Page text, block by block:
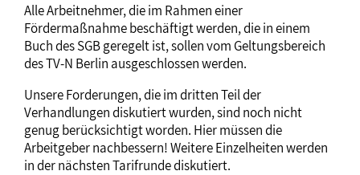
Alle Arbeitnehmer, die im Rahmen einer
Fördermaßnahme beschäftigt werden, die in einem
Buch des SGB geregelt ist, sollen vom Geltungsbereich
des TV-N Berlin ausgeschlossen werden.
Unsere Forderungen, die im dritten Teil der
Verhandlungen diskutiert wurden, sind noch nicht
genug berücksichtigt worden. Hier müssen die
Arbeitgeber nachbessern! Weitere Einzelheiten werden
in der nächsten Tarifrunde diskutiert.